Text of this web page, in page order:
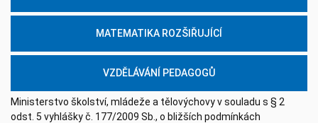
MATEMATIKA ROZŠIŘUJÍCÍ
VZDĚLÁVÁNÍ PEDAGOGŮ
Ministerstvo školství, mládeže a tělovýchovy v souladu s § 2
odst. 5 vyhlášky č. 177/2009 Sb., o bližších podmínkách